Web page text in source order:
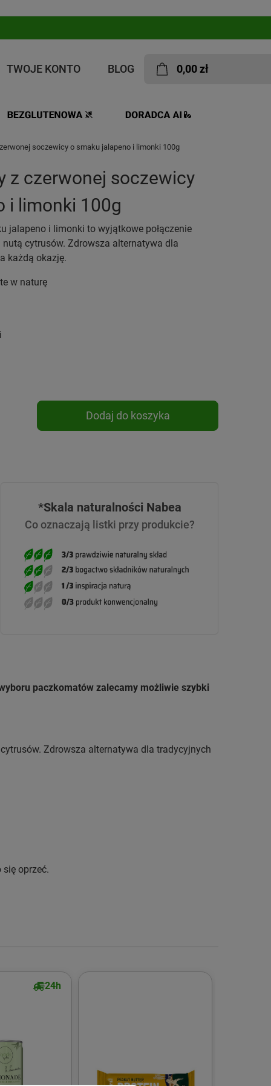
TWOJE KONTO BLOG 0,00 zł
soczewicy o smaku jalapeno i limonki 100g
z czerwonej soczewicy
i limonki 100g
jalapeno i limonki to wyjątkowe połączenie
cytrusów. Zdrowsza alternatywa dla
każdą okazję.
w naturę
Dodaj do koszyka
*Skala naturalności Nabea
Co oznaczają listki przy produkcie?
paczkomatów zalecamy możliwie szybki
Zdrowsza alternatywa dla tradycyjnych
oprzeć.
24h